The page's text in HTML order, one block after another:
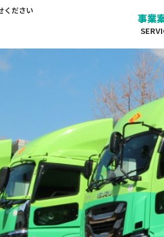
ください
事業